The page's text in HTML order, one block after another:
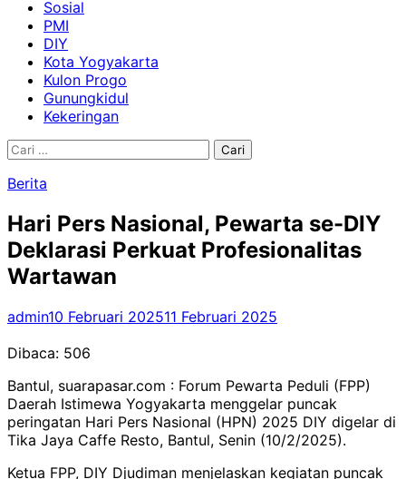
Sosial
PMI
DIY
Kota Yogyakarta
Kulon Progo
Gunungkidul
Kekeringan
Cari
Berita
Hari Pers Nasional, Pewarta se-DIY
Deklarasi Perkuat Profesionalitas
Wartawan
admin10 Februari 202511 Februari 2025
Dibaca: 506
Bantul, suarapasar.com : Forum Pewarta Peduli (FPP)
Daerah Istimewa Yogyakarta menggelar puncak
peringatan Hari Pers Nasional (HPN) 2025 DIY digelar di
Tika Jaya Caffe Resto, Bantul, Senin (10/2/2025).
Ketua FPP, DIY Djudiman menjelaskan kegiatan puncak